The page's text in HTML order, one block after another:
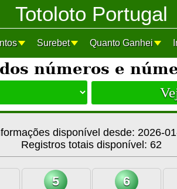
Totoloto Portugal
Surebet Quanto Ganhei
números e
disponível desde: 2026-
Registros totais disponível: 62
5 6